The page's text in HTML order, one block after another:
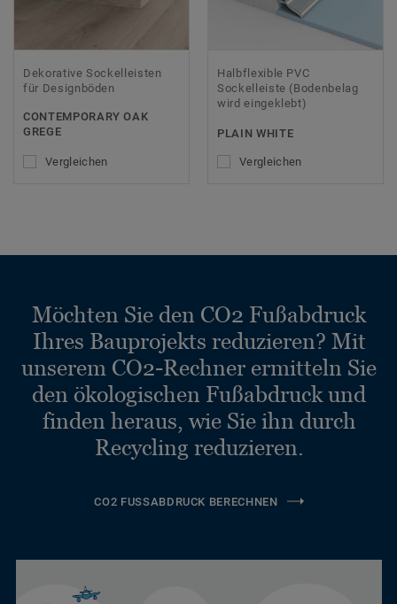
Dekorative Sockelleisten
für Designböden
CONTEMPORARY OAK
GREGE
Vergleichen
Halbflexible PVC
Sockelleiste (Bodenbelag
wird eingeklebt)
PLAIN WHITE
Vergleichen
Möchten Sie den CO2 Fußabdruck
Ihres Bauprojekts reduzieren? Mit
unserem CO2-Rechner ermitteln Sie
den ökologischen Fußabdruck und
finden heraus, wie Sie ihn durch
Recycling reduzieren.
CO2 FUSSABDRUCK BERECHNEN